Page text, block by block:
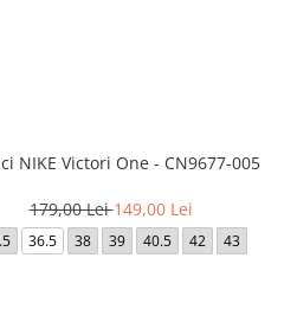
NIKE Victori One - CN9677-005
179,00 Lei149,00 Lei
36.5 38 39 40.5 42 43